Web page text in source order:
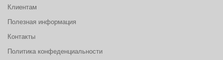
Клиентам
Полезная информация
Контакты
Политика конфеденциальности